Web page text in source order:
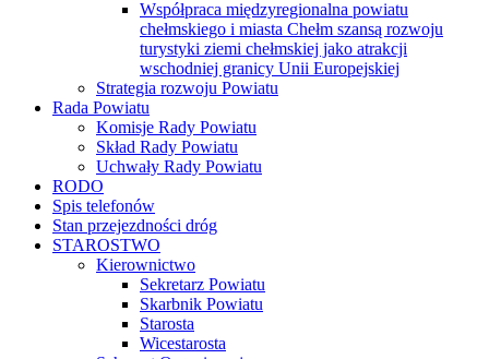
Współpraca międzyregionalna powiatu
chełmskiego i miasta Chełm szansą rozwoju
turystyki ziemi chełmskiej jako atrakcji
wschodniej granicy Unii Europejskiej
Strategia rozwoju Powiatu
Rada Powiatu
Komisje Rady Powiatu
Skład Rady Powiatu
Uchwały Rady Powiatu
RODO
Spis telefonów
Stan przejezdności dróg
STAROSTWO
Kierownictwo
Sekretarz Powiatu
Skarbnik Powiatu
Starosta
Wicestarosta